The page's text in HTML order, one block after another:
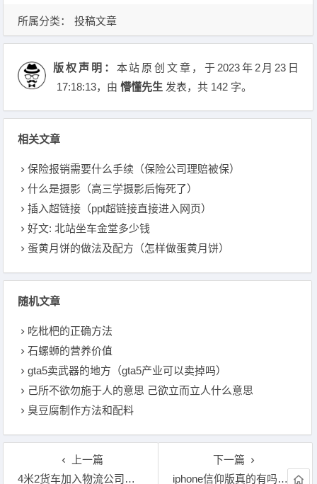
所属分类： 投稿文章
版权声明： 本站原创文章，于2023年2月23日
17:18:13，由懵懂先生 发表，共 142 字。
相关文章
保险报销需要什么手续（保险公司理赔被保）
什么是摄影（高三学摄影后悔死了）
插入超链接（ppt超链接直接进入网页）
好文: 北站坐车金堂多少钱
蛋黄月饼的做法及配方（怎样做蛋黄月饼）
随机文章
吃枇杷的正确方法
石螺蛳的营养价值
gta5卖武器的地方（gta5产业可以卖掉吗）
己所不欲勿施于人的意思 己欲立而立人什么意思
臭豆腐制作方法和配料
上一篇
4米2货车加入物流公司怎么样 - 自己带车加入物流怎么样
下一篇
iphone信仰版真的有吗（爱定族iphone11）